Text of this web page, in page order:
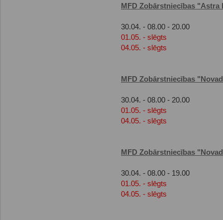
MFD Zobārstniecības "Astra
30.04. - 08.00 - 20.00
01.05. - slēgts
04.05. - slēgts
MFD Zobārstniecības
30.04. - 08.00 - 20.00
01.05. - slēgts
04.05. - slēgts
MFD Zobārstniecības
30.04. - 08.00 - 19.00
01.05. - slēgts
04.05. - slēgts